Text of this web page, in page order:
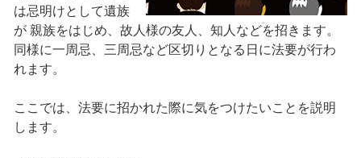
は忌明けとして遺族
が 親族をはじめ、故人様の友人、知人などを招きます。
同様に一周忌、三周忌など区切りとなる日に法要が行わ
れます。
ここでは、法要に招かれた際に気をつけたいことを説明
します。